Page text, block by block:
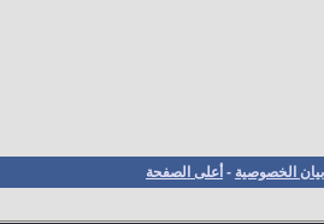
بيان الخصوصية - أعلى الصفحة